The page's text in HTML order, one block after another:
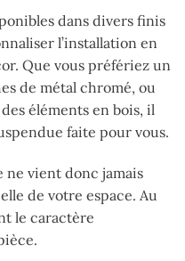
dans divers finis
l’installation en
Que vous préfériez un
de métal chromé, ou
éléments en bois, il
faite pour vous.
ne vient donc jamais
de votre espace. Au
le caractère